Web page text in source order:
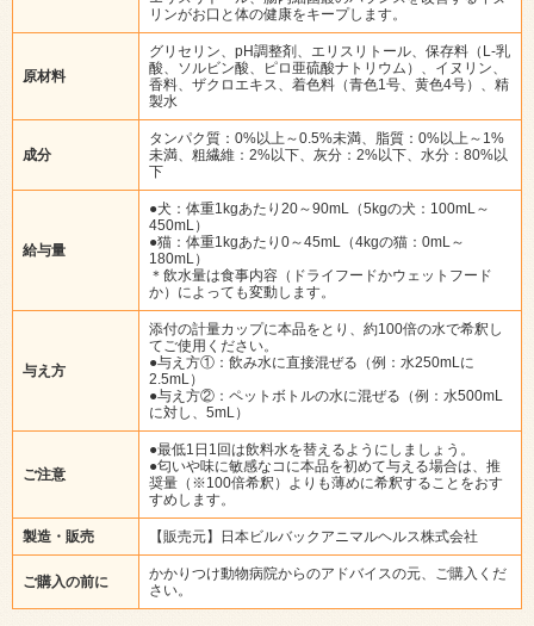
リンがお口と体の健康をキープします。
原材料
グリセリン、pH調整剤、エリスリトール、保存料（L-乳
酸、ソルビン酸、ピロ亜硫酸ナトリウム）、イヌリン、
香料、ザクロエキス、着色料（青色1号、黄色4号）、精
製水
成分
タンパク質：0%以上～0.5%未満、脂質：0%以上～1%
未満、粗繊維：2%以下、灰分：2%以下、水分：80%以
下
給与量
●犬：体重1kgあたり20～90mL（5kgの犬：100mL～
450mL）
●猫：体重1kgあたり0～45mL（4kgの猫：0mL～
180mL）
＊飲水量は食事内容（ドライフードかウェットフード
か）によっても変動します。
与え方
添付の計量カップに本品をとり、約100倍の水で希釈し
てご使用ください。
●与え方①：飲み水に直接混ぜる（例：水250mLに
2.5mL）
●与え方②：ペットボトルの水に混ぜる（例：水500mL
に対し、5mL）
ご注意
●最低1日1回は飲料水を替えるようにしましょう。
●匂いや味に敏感なコに本品を初めて与える場合は、推
奨量（※100倍希釈）よりも薄めに希釈することをおす
すめします。
製造・販売 【販売元】日本ビルバックアニマルヘルス株式会社
ご購入の前に
かかりつけ動物病院からのアドバイスの元、ご購入くだ
さい。